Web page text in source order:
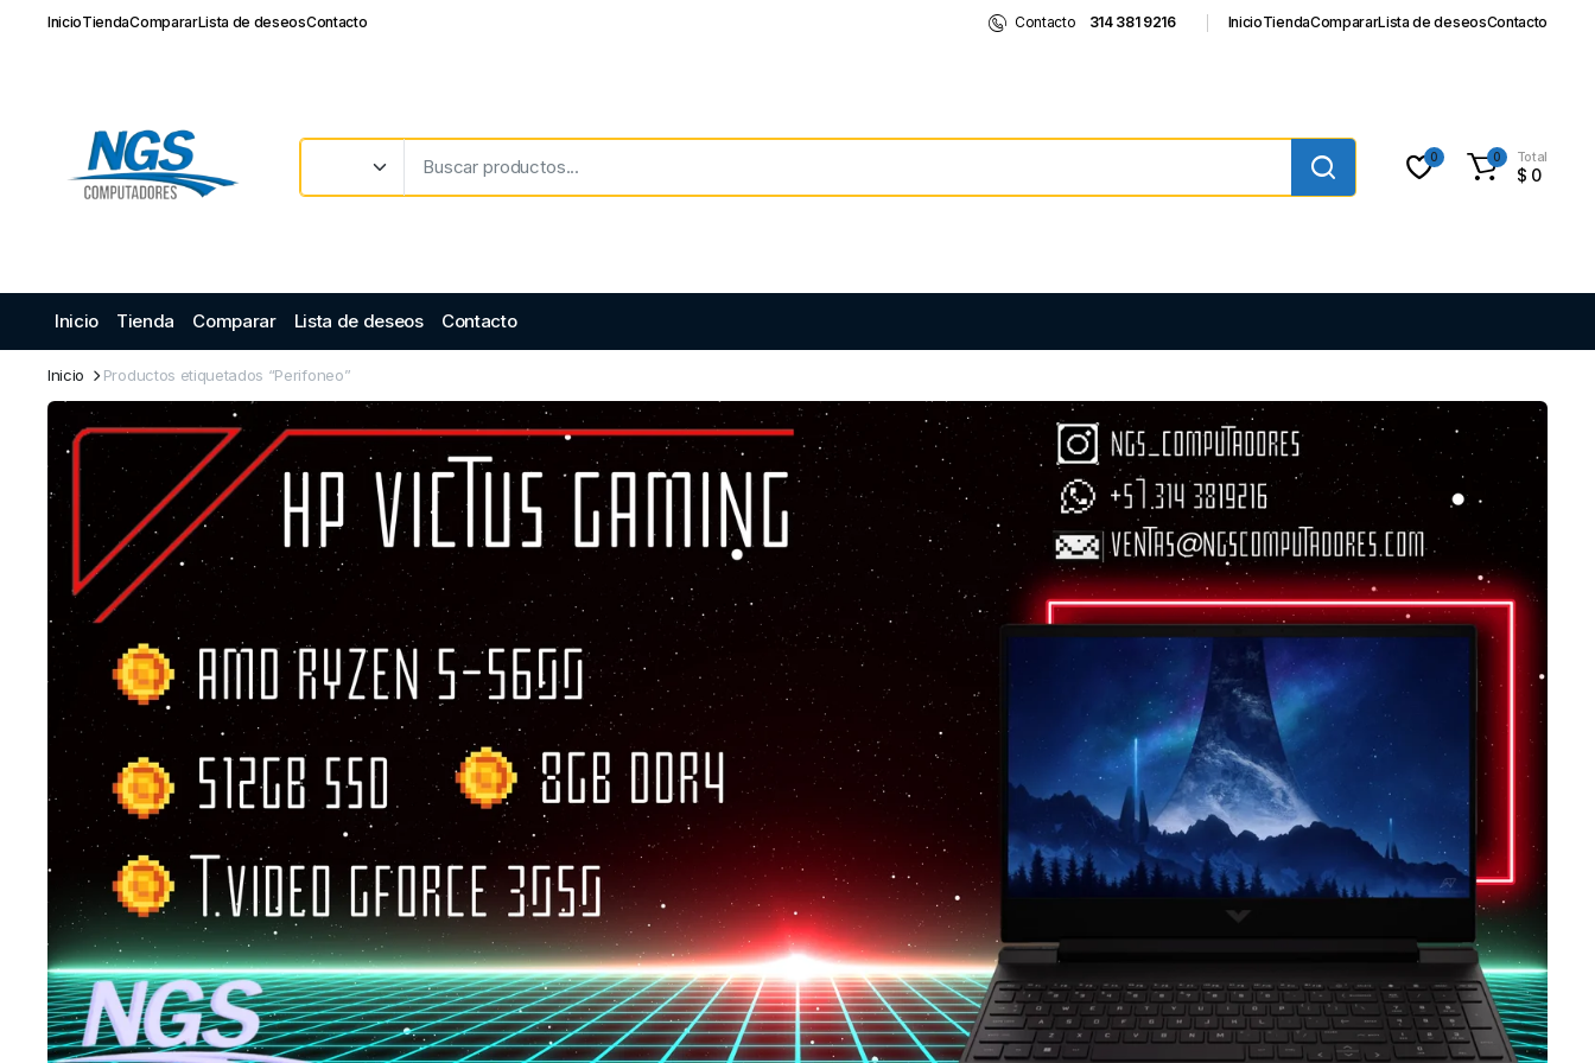
InicioTiendaCompararLista de deseosContacto Contacto 314 381 9216 InicioTiendaCompararLista de deseosContacto
0 0 Total
$ 0
Inicio Tienda Comparar Lista de deseos Contacto
Inicio Productos etiquetados “Perifoneo”